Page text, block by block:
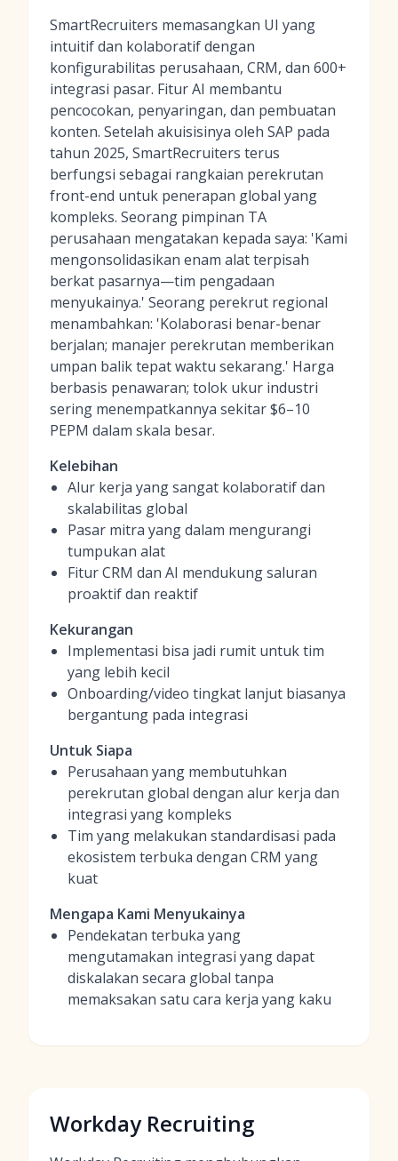
SmartRecruiters memasangkan UI yang
intuitif dan kolaboratif dengan
konfigurabilitas perusahaan, CRM, dan 600+
integrasi pasar. Fitur AI membantu
pencocokan, penyaringan, dan pembuatan
konten. Setelah akuisisinya oleh SAP pada
tahun 2025, SmartRecruiters terus
berfungsi sebagai rangkaian perekrutan
front-end untuk penerapan global yang
kompleks. Seorang pimpinan TA
perusahaan mengatakan kepada saya: 'Kami
mengonsolidasikan enam alat terpisah
berkat pasarnya—tim pengadaan
menyukainya.' Seorang perekrut regional
menambahkan: 'Kolaborasi benar-benar
berjalan; manajer perekrutan memberikan
umpan balik tepat waktu sekarang.' Harga
berbasis penawaran; tolok ukur industri
sering menempatkannya sekitar $6–10
PEPM dalam skala besar.
Kelebihan
Alur kerja yang sangat kolaboratif dan
skalabilitas global
Pasar mitra yang dalam mengurangi
tumpukan alat
Fitur CRM dan AI mendukung saluran
proaktif dan reaktif
Kekurangan
Implementasi bisa jadi rumit untuk tim
yang lebih kecil
Onboarding/video tingkat lanjut biasanya
bergantung pada integrasi
Untuk Siapa
Perusahaan yang membutuhkan
perekrutan global dengan alur kerja dan
integrasi yang kompleks
Tim yang melakukan standardisasi pada
ekosistem terbuka dengan CRM yang
kuat
Mengapa Kami Menyukainya
Pendekatan terbuka yang
mengutamakan integrasi yang dapat
diskalakan secara global tanpa
memaksakan satu cara kerja yang kaku
Workday Recruiting